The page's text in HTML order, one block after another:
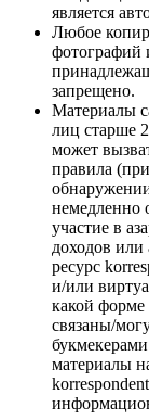
является
Любое
фотографий
запрещено.
Материалы
лиц старше
может
правила
немедленно
участие в
доходов
ресурс
и/или
какой форме
связаны/
материалы